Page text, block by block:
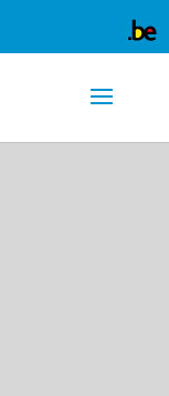
nos
services,
pour